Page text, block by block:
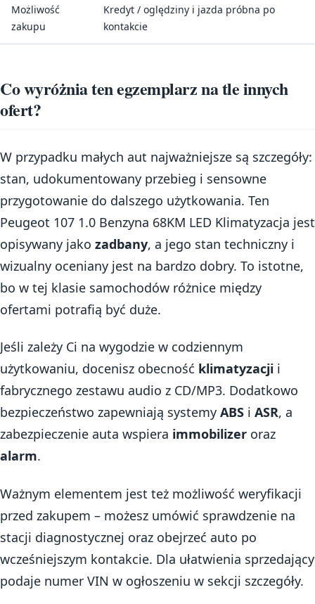
Możliwość
zakupu
Kredyt / oględziny i jazda próbna po
kontakcie
Co wyróżnia ten egzemplarz na tle innych
ofert?
W przypadku małych aut najważniejsze są szczegóły:
stan, udokumentowany przebieg i sensowne
przygotowanie do dalszego użytkowania. Ten
Peugeot 107 1.0 Benzyna 68KM LED Klimatyzacja jest
opisywany jako zadbany, a jego stan techniczny i
wizualny oceniany jest na bardzo dobry. To istotne,
bo w tej klasie samochodów różnice między
ofertami potrafią być duże.
Jeśli zależy Ci na wygodzie w codziennym
użytkowaniu, docenisz obecność klimatyzacji i
fabrycznego zestawu audio z CD/MP3. Dodatkowo
bezpieczeństwo zapewniają systemy ABS i ASR, a
zabezpieczenie auta wspiera immobilizer oraz
alarm.
Ważnym elementem jest też możliwość weryfikacji
przed zakupem – możesz umówić sprawdzenie na
stacji diagnostycznej oraz obejrzeć auto po
wcześniejszym kontakcie. Dla ułatwienia sprzedający
podaje numer VIN w ogłoszeniu w sekcji szczegóły.